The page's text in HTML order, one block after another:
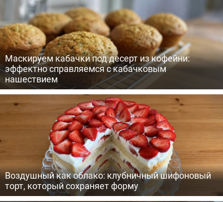
Маскируем кабачки под десерт из кофейни:
эффектно справляемся с кабачковым
нашествием
Воздушный как облако: клубничный шифоновый
торт, который сохраняет форму